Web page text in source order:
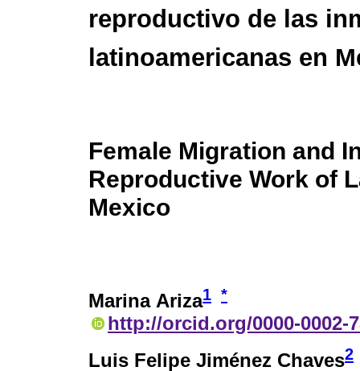
reproductivo de las
latinoamericanas en
Female Migration and
Reproductive Work of
Mexico
Marina Ariza1 *
http://orcid.org/0000-0002-
Luis Felipe Jiménez Chaves2